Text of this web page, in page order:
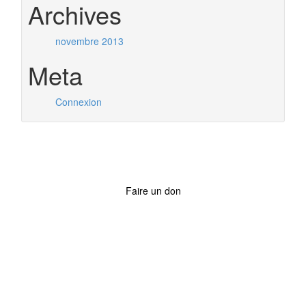
Archives
novembre 2013
Meta
Connexion
Faire un don